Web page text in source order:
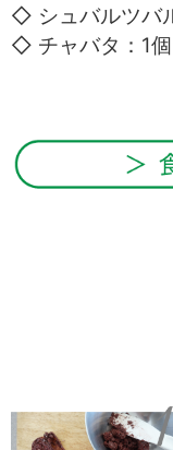
◇ シュバルツバ
◇ チャバタ：1個